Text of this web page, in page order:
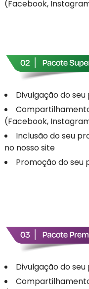
(Facebook,
Divulgação do
(Facebook,
Inclusão do seu
no nosso site
Promoção do seu
Divulgação do